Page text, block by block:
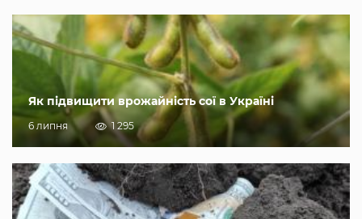
Як підвищити врожайність сої в Україні
6 липня 1 295